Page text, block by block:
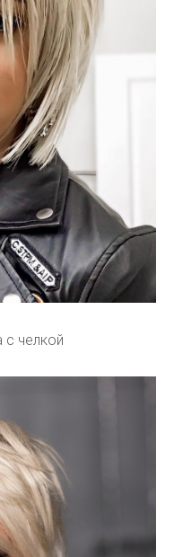
с челкой